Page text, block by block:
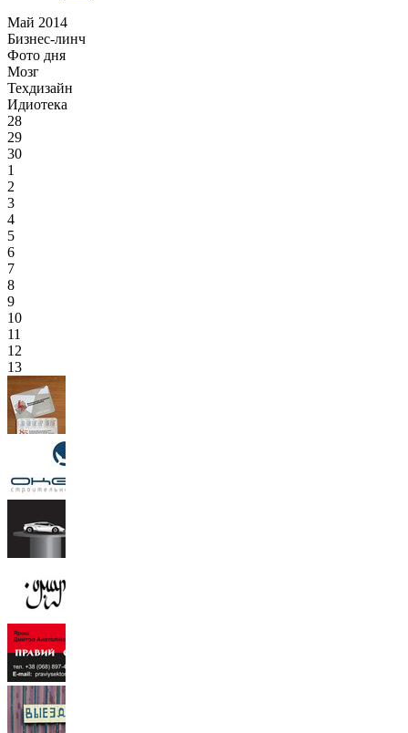
Май 2014
Бизнес-линч
Фото дня
Мозг
Техдизайн
Идиотека
28
29
30
1
2
3
4
5
6
7
8
9
10
11
12
13